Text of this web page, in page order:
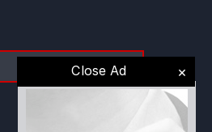
Close Ad